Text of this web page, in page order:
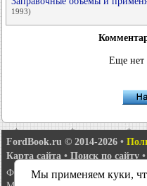
1993)
Еще нет
FordBook.ru © 2014-2026 •
Карта сайта • Поиск по сайту •
Фокус 1• Фокус Турнир 1•
Мы применяем куки,